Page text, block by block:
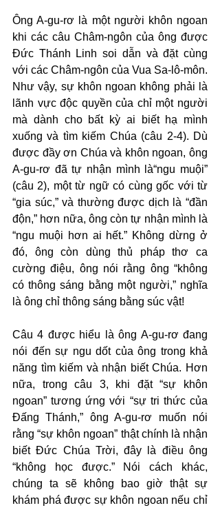
Ông A-gu-rơ là một người khôn ngoan
khi các câu Châm-ngôn của ông được
Đức Thánh Linh soi dẫn và đặt cùng
với các Châm-ngôn của Vua Sa-lô-môn.
Như vậy, sự khôn ngoan không phải là
lãnh vực độc quyền của chỉ một người
mà dành cho bất kỳ ai biết hạ mình
xuống và tìm kiếm Chúa (câu 2-4). Dù
được đầy ơn Chúa và khôn ngoan, ông
A-gu-rơ đã tự nhận mình là“ngu muội”
(câu 2), một từ ngữ có cùng gốc với từ
“gia súc,” và thường được dịch là “đần
độn,” hơn nữa, ông còn tự nhận mình là
“ngu muội hơn ai hết.” Không dừng ở
đó, ông còn dùng thủ pháp thơ ca
cường điệu, ông nói rằng ông “không
có thông sáng bằng một người,” nghĩa
là ông chỉ thông sáng bằng súc vật!
Câu 4 được hiểu là ông A-gu-rơ đang
nói đến sự ngu dốt của ông trong khả
năng tìm kiếm và nhận biết Chúa. Hơn
nữa, trong câu 3, khi đặt “sự khôn
ngoan” tương ứng với “sự tri thức của
Đấng Thánh,” ông A-gu-rơ muốn nói
rằng “sự khôn ngoan” thật chính là nhận
biết Đức Chúa Trời, đây là điều ông
“không học được.” Nói cách khác,
chúng ta sẽ không bao giờ thật sự
khám phá được sự khôn ngoan nếu chỉ